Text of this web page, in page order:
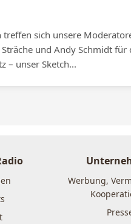
treffen sich unsere
und Andy Schmidt für
– unser Sketch...
Werbung,